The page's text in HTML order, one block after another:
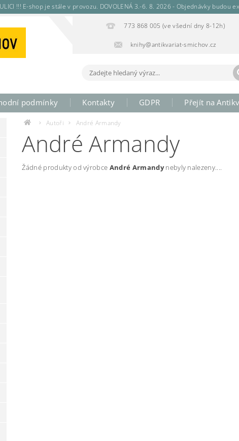
ULICI !!! E-shop je stále v provozu. DOVOLENÁ 3.-6. 8. 2026 - Objednávky
773 868 005 (ve všední dny 8-12h)
knihy@antikvariat-smichov.cz
podmínky Kontakty GDPR Přejít na
Autoři André Armandy
André Armandy
Žádné produkty od výrobce André Armandynebyly nalezeny....